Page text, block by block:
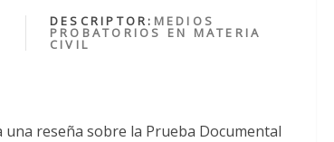
DESCRIPTOR: MEDIOS
PROBATORIOS EN MATERIA
CIVIL
reseña sobre la Prueba Documental